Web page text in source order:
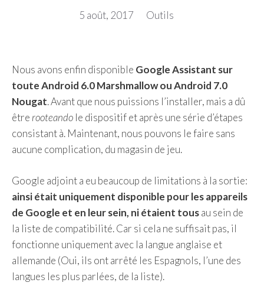
5 août, 2017 Outils
Nous avons enfin disponible Google Assistant sur
toute Android 6.0 Marshmallow ou Android 7.0
Nougat. Avant que nous puissions l’installer, mais a dû
être rooteando le dispositif et après une série d’étapes
consistant à. Maintenant, nous pouvons le faire sans
aucune complication, du magasin de jeu.
Google adjoint a eu beaucoup de limitations à la sortie:
ainsi était uniquement disponible pour les appareils
de Google et en leur sein, ni étaient tousau sein de
la liste de compatibilité. Car si cela ne suffisait pas, il
fonctionne uniquement avec la langue anglaise et
allemande (Oui, ils ont arrêté les Espagnols, l’une des
langues les plus parlées, de la liste).